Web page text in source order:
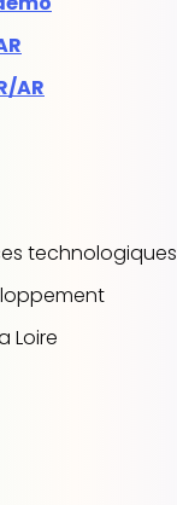
AR
technologiques
Loire